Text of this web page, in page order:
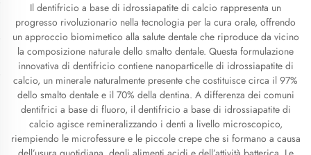
Il dentifricio a base di idrossiapatite di calcio rappresenta un
progresso rivoluzionario nella tecnologia per la cura orale, offrendo
un approccio biomimetico alla salute dentale che riproduce da vicino
la composizione naturale dello smalto dentale. Questa formulazione
innovativa di dentifricio contiene nanoparticelle di idrossiapatite di
calcio, un minerale naturalmente presente che costituisce circa il 97%
dello smalto dentale e il 70% della dentina. A differenza dei comuni
dentifrici a base di fluoro, il dentifricio a base di idrossiapatite di
calcio agisce remineralizzando i denti a livello microscopico,
riempiendo le microfessure e le piccole crepe che si formano a causa